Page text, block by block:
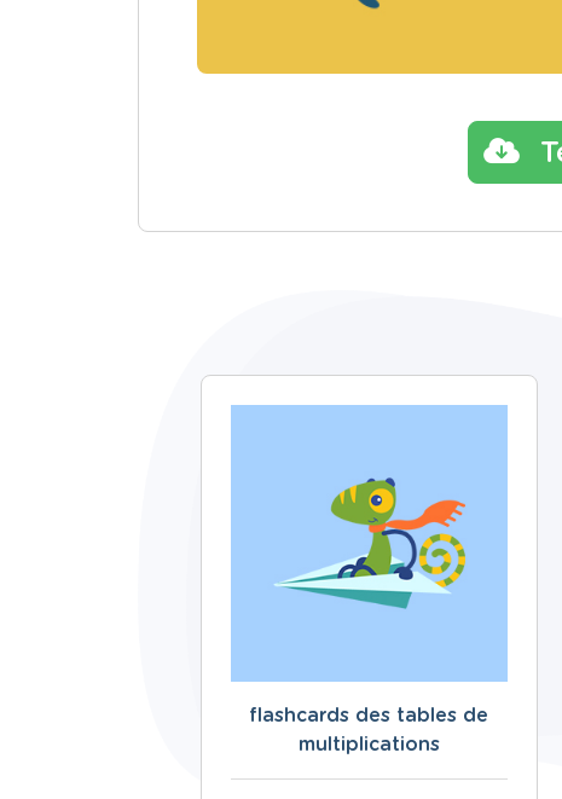
flashcards des tables de
multiplications